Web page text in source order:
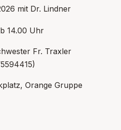
mit Dr. Lindner
14.00 Uhr
Fr. Traxler
Orange Gruppe